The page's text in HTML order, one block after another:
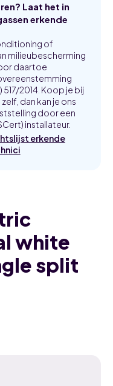
Laat het in
erkende
of
milieubescherming
daartoe
2014. Koop je bij
dan kan je ons
door een
installateur.
erkende
white
split